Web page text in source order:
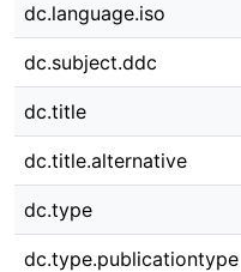
dc.language.iso
dc.subject.ddc
dc.title
dc.title.alternative
dc.type
dc.type.publicationtype